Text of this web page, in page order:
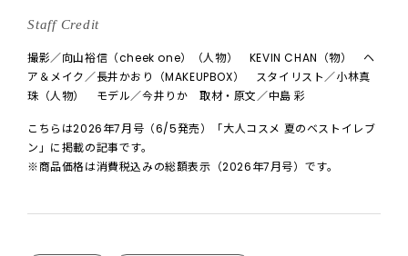
Staff Credit
撮影／向山裕信（cheek one）（人物） KEVIN CHAN（物） ヘ
ア＆メイク／長井かおり（MAKEUPBOX） スタイリスト／小林真
珠（人物） モデル／今井りか 取材・原文／中島 彩
こちらは2026年7月号（6/5発売）「大人コスメ 夏のベストイレブ
ン」に掲載の記事です。
※商品価格は消費税込みの総額表示（2026年7月号）です。